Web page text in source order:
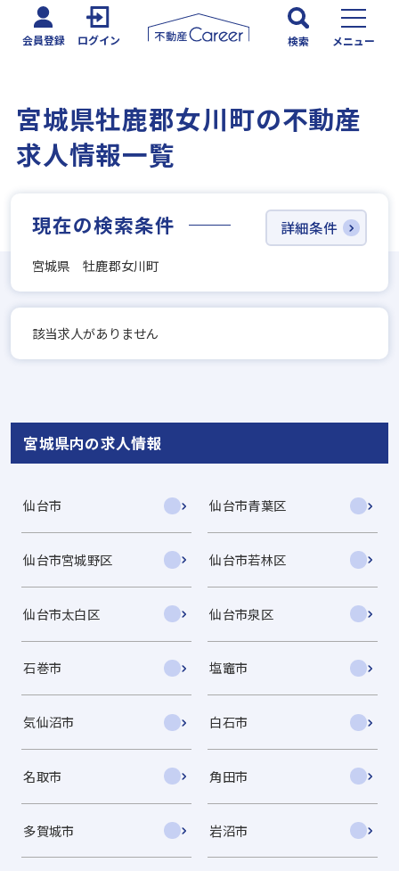
会員登録 ログイン 検索 メニュー
宮城県牡鹿郡女川町の不動産
求人情報一覧
現在の検索条件
宮城県 牡鹿郡女川町
詳細条件
該当求人がありません
宮城県内の求人情報
仙台市 仙台市青葉区
仙台市宮城野区 仙台市若林区
仙台市太白区 仙台市泉区
石巻市 塩竈市
気仙沼市 白石市
名取市 角田市
多賀城市 岩沼市